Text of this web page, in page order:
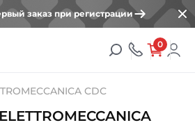
заказ при регистрации
0
CDC